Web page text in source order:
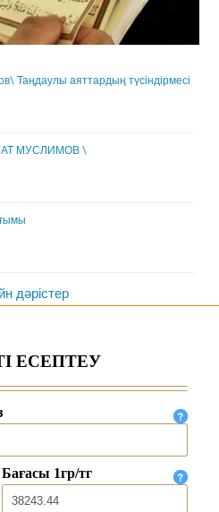
Таңдаулы аяттардың түсіндірмесі
МУСЛИМОВ \
дәрістер